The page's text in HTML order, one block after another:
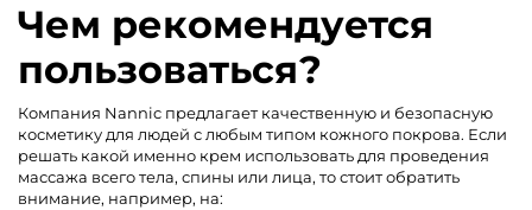
Чем рекомендуется
пользоваться?
Компания Nannic предлагает качественную и безопасную
косметику для людей с любым типом кожного покрова. Если
решать какой именно крем использовать для проведения
массажа всего тела, спины или лица, то стоит обратить
внимание, например, на: